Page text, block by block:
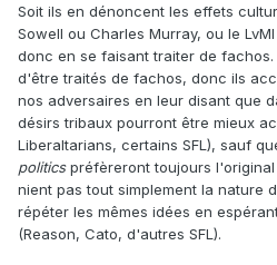
Soit ils en dénoncent les effets
Sowell ou Charles Murray, ou le
donc en se faisant traiter de
d'être traités de fachos, donc ils
nos adversaires en leur disant que
désirs tribaux pourront être mieux
Liberaltarians, certains SFL), sauf
politicspréfèreront toujours l'original
nient pas tout simplement la nature
répéter les mêmes idées en
(Reason, Cato, d'autres SFL).